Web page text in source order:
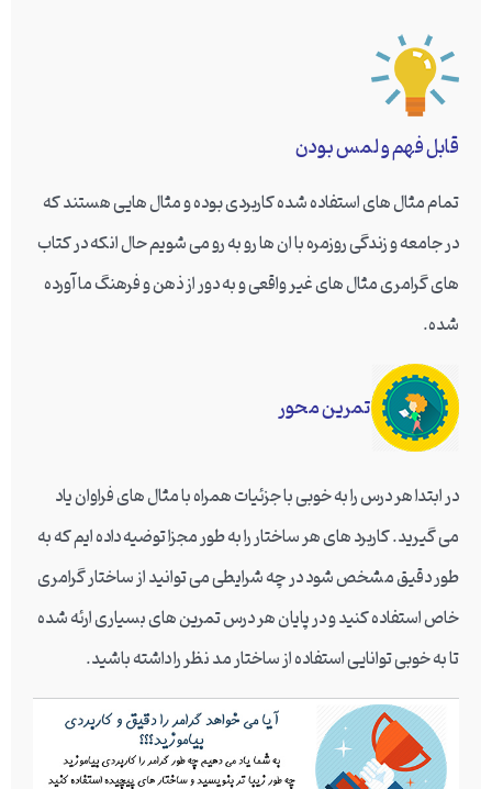
قابل فهم و لمس بودن
تمام مثال های استفاده شده کاربردی بوده و مثال هایی هستند که
در جامعه و زندگی روزمره با ان ها رو به رو می شویم حال انکه در کتاب
های گرامری مثال های غیر واقعی و به دور از ذهن و فرهنگ ما آورده
شده.
تمرین محور
در ابتدا هر درس را به خوبی با جزئیات همراه با مثال های فراوان یاد
می گیرید. کاربرد های هر ساختار را به طور مجزا توضیه داده ایم که به
طور دقیق مشخص شود در چه شرایطی می توانید از ساختار گرامری
خاص استفاده کنید و در پایان هر درس تمرین های بسیاری ارئه شده
تا به خوبی توانایی استفاده از ساختار مد نظر را داشته باشید.